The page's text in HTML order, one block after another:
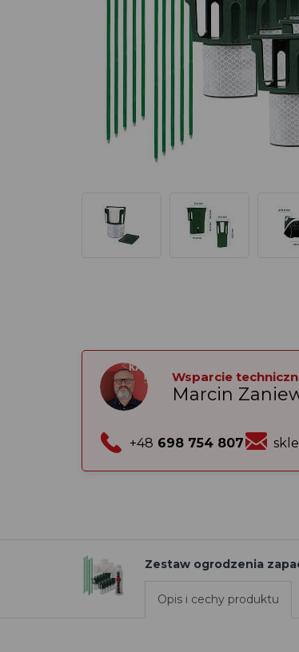
Wsparcie
Marcin
+48 698 754 807
Zestaw ogrodzenia
Opis i cechy produktu